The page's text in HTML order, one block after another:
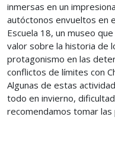
inmersas en un
autóctonos envueltos en
Escuela 18, un museo
valor sobre la historia de
protagonismo en las
conflictos de límites con
Algunas de estas
todo en invierno,
recomendamos tomar las